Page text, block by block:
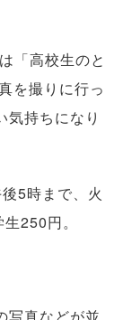
「高校生のと
を撮りに行っ
気持ちになり
5時まで、火
250円。